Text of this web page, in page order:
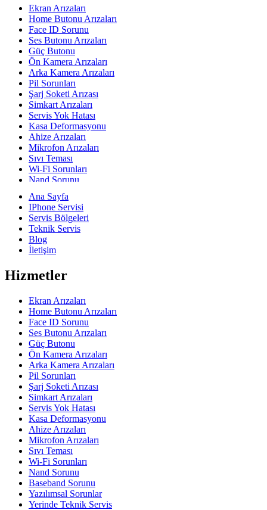
Ekran Arızaları
Home Butonu Arızaları
Face ID Sorunu
Ses Butonu Arızaları
Güç Butonu
Ön Kamera Arızaları
Arka Kamera Arızaları
Pil Sorunları
Şarj Soketi Arızası
Simkart Arızaları
Servis Yok Hatası
Kasa Deformasyonu
Ahize Arızaları
Mikrofon Arızaları
Sıvı Teması
Wi-Fi Sorunları
Nand Sorunu
Yazılımsal Sorunlar
Yerinde Teknik Servis
Ana Sayfa
IPhone Servisi
Servis Bölgeleri
Teknik Servis
Blog
İletişim
Hizmetler
Ekran Arızaları
Home Butonu Arızaları
Face ID Sorunu
Ses Butonu Arızaları
Güç Butonu
Ön Kamera Arızaları
Arka Kamera Arızaları
Pil Sorunları
Şarj Soketi Arızası
Simkart Arızaları
Servis Yok Hatası
Kasa Deformasyonu
Ahize Arızaları
Mikrofon Arızaları
Sıvı Teması
Wi-Fi Sorunları
Nand Sorunu
Baseband Sorunu
Yazılımsal Sorunlar
Yerinde Teknik Servis